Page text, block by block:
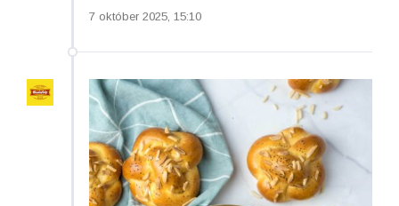
7 október 2025, 15:10